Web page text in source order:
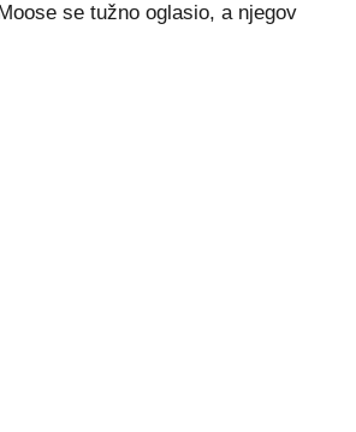
se tužno oglasio, a njegov